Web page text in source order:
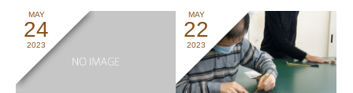
MAY
24
2023
MAY
22
2023